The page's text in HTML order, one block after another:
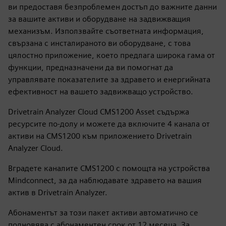
ви предоставя безпроблемен достъп до важните данни
за вашите активи и оборудване на задвижващия
механизъм. Използвайте съответната информация,
свързана с инсталираното ви оборудване, с това
цялостно приложение, което предлага широка гама от
функции, предназначени да ви помогнат да
управлявате показателите за здравето и енергийната
ефективност на вашето задвижващо устройство.
Drivetrain Analyzer Cloud CMS1200 Asset съдържа
ресурсите по-долу и можете да включите 4 канала от
активи на CMS1200 към приложението Drivetrain
Analyzer Cloud.
Вградете каналите CMS1200 с помощта на устройства
Mindconnect, за да наблюдавате здравето на вашия
актив в Drivetrain Analyzer.
Абонаментът за този пакет активи автоматично се